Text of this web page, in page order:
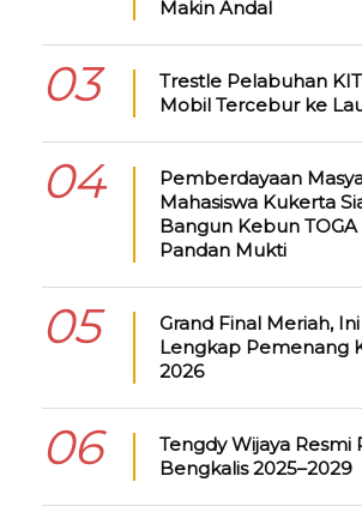
Makin Andal
03
Trestle Pelabuhan
Mobil Tercebur ke
04
Pemberdayaan
Mahasiswa Kukerta
Bangun Kebun
Pandan Mukti
05
Grand Final Meriah,
Lengkap Pemenang
2026
06
Tengdy Wijaya Resmi
Bengkalis 2025–2029